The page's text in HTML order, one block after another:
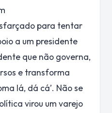
para tentar
a um presidente
que não governa,
e transforma
lá, dá cá’. Não se
virou um varejo